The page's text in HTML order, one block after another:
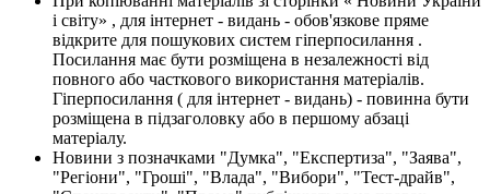
і світу» , для інтернет - видань - обов'язкове пряме
відкрите для пошукових систем гіперпосилання .
Посилання має бути розміщена в незалежності від
повного або часткового використання матеріалів.
Гіперпосилання ( для інтернет - видань) - повинна бути
розміщена в підзаголовку або в першому абзаці
матеріалу.
Новини з позначками "Думка", "Експертиза", "Заява",
"Регіони", "Гроші", "Влада", "Вибори", "Тест-драйв",